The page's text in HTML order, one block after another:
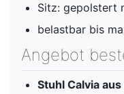
Sitz: gepolstert
belastbar bis
Angebot
Stuhl Calvia